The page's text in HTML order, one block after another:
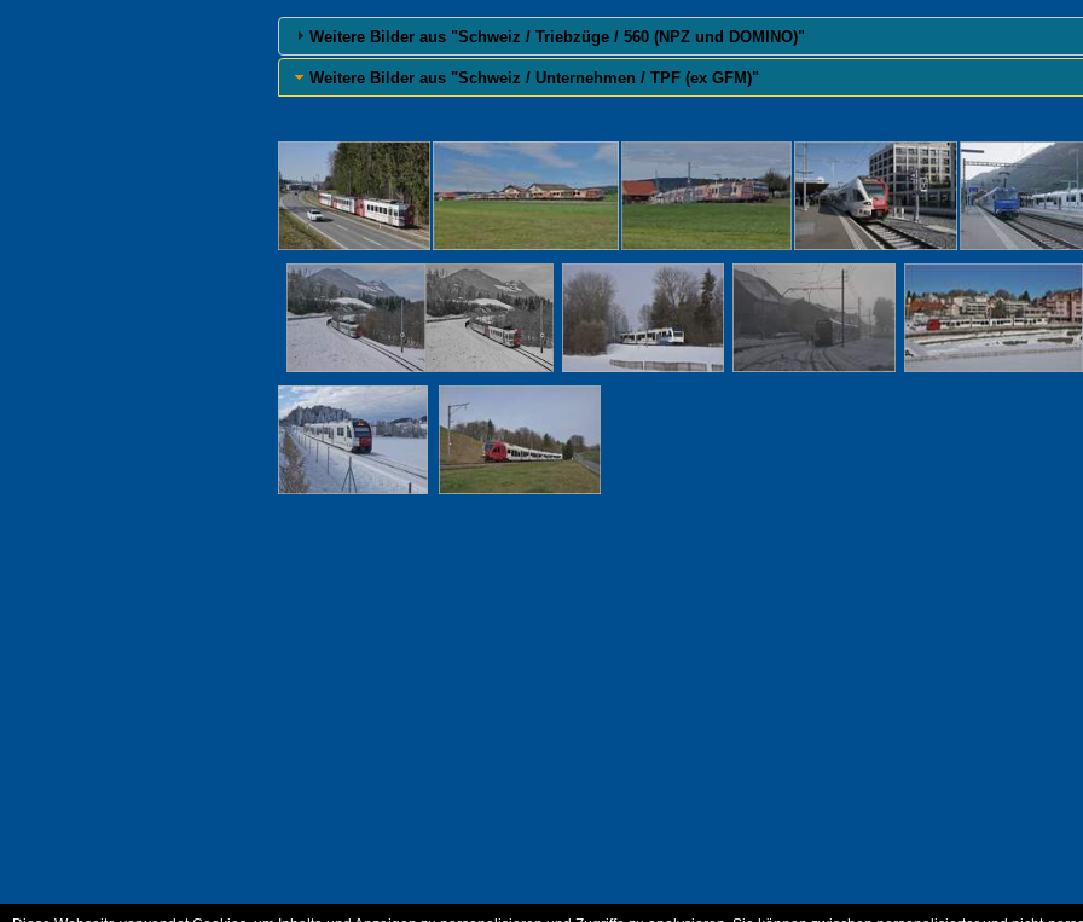
Weitere Bilder aus "Schweiz / Triebzüge / 560 (NPZ und DOMINO)"
Weitere Bilder aus "Schweiz / Unternehmen / TPF (ex GFM)"